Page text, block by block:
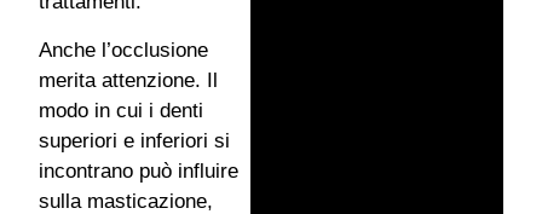
Anche l’occlusione
merita attenzione. Il
modo in cui i denti
superiori e inferiori si
incontrano può influire
sulla masticazione,